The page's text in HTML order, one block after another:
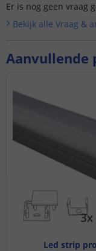
Aanvullende
Led strip
Er is nog geen vraag
Bekijk alle Vraag &